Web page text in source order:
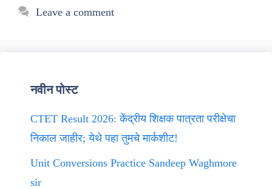
Leave a comment
नवीन पोस्ट
CTET Result 2026: केंद्रीय शिक्षक पात्रता परीक्षेचा
निकाल जाहीर; येथे पहा तुमचे मार्कशीट!
Unit Conversions Practice Sandeep Waghmore
sir